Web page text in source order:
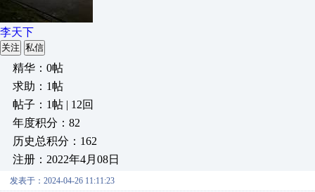
李天下
关注 私信
精华：0帖
求助：1帖
帖子：1帖 | 12回
年度积分：82
历史总积分：162
注册：2022年4月08日
发表于：2024-04-26 11:11:23